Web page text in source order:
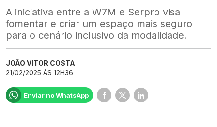
A iniciativa entre a W7M e Serpro visa
fomentar e criar um espaço mais seguro
para o cenário inclusivo da modalidade.
JOÃO VITOR COSTA
21/02/2025 ÀS 12H36
Enviar no WhatsApp